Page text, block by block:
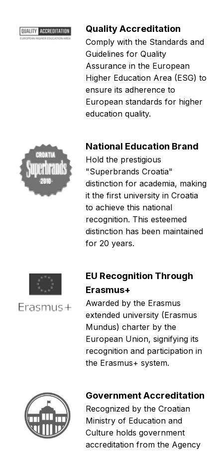
Quality Accreditation
Comply with the Standards and
Guidelines for Quality
Assurance in the European
Higher Education Area (ESG) to
ensure its adherence to
European standards for higher
education quality.
National Education Brand
Hold the prestigious
"Superbrands Croatia"
distinction for academia, making
it the first university in Croatia
to achieve this national
recognition. This esteemed
distinction has been maintained
for 20 years.
EU Recognition Through
Erasmus+
Awarded by the Erasmus
extended university (Erasmus
Mundus) charter by the
European Union, signifying its
recognition and participation in
the Erasmus+ system.
Government Accreditation
Recognized by the Croatian
Ministry of Education and
Culture holds government
accreditation from the Agency